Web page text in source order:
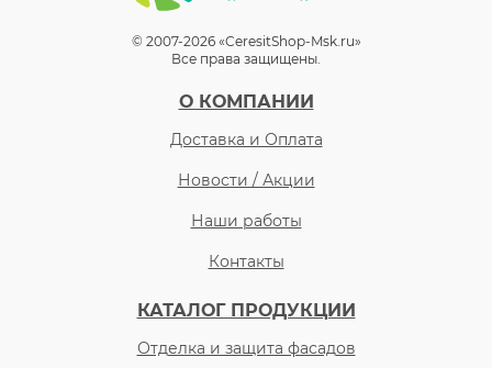
© 2007-2026 «CeresitShop-Msk.ru»
Все права защищены.
О КОМПАНИИ
Доставка и Оплата
Новости / Акции
Наши работы
Контакты
КАТАЛОГ ПРОДУКЦИИ
Отделка и защита фасадов